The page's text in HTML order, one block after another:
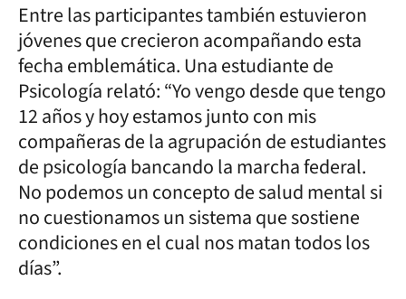
Entre las participantes también estuvieron
jóvenes que crecieron acompañando esta
fecha emblemática. Una estudiante de
Psicología relató: “Yo vengo desde que tengo
12 años y hoy estamos junto con mis
compañeras de la agrupación de estudiantes
de psicología bancando la marcha federal.
No podemos un concepto de salud mental si
no cuestionamos un sistema que sostiene
condiciones en el cual nos matan todos los
días”.